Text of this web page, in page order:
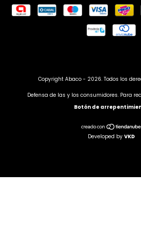
Copyright Abaco - 2026. Todos los
Defensa de las y los consumidores. Para
Botón de
Developed by VKD